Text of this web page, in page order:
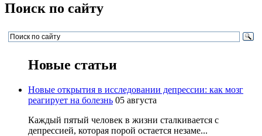
Поиск по сайту
Новые статьи
Новые открытия в исследовании депрессии: как мозг
реагирует на болезнь 05 августа
Каждый пятый человек в жизни сталкивается с
депрессией, которая порой остается незаме...